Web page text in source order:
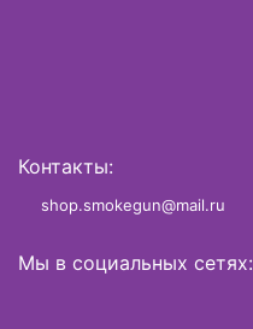
Контакты:
shop.smokegun@mail.ru
Мы в социальных сетях: